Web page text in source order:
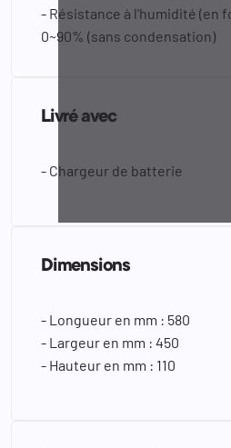
- Résistance à l'humidité (en
0~90% (sans condensation)
Livré avec
- Chargeur de batterie
Dimensions
- Longueur en mm : 580
- Largeur en mm : 450
- Hauteur en mm : 110